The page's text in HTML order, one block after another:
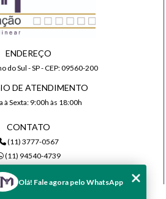
ENDEREÇO
do Sul - SP - CEP: 09560-200
DE ATENDIMENTO
à Sexta: 9:00h às 18:00h
CONTATO
(11) 3777-0567
(11) 94540-4739
Olá! Fale agora pelo WhatsApp